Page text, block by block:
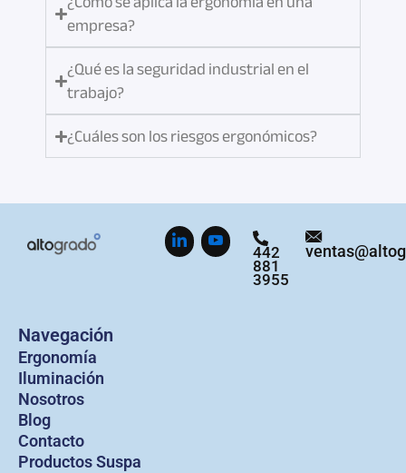
empresa?
¿Qué es la seguridad industrial en el
trabajo?
¿Cuáles son los riesgos ergonómicos?
442
881
3955
Navegación
Ergonomía
Iluminación
Nosotros
Blog
Contacto
Productos Suspa